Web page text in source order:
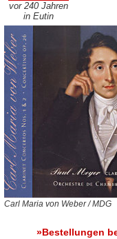
vor 240 Jahren
in Eutin
Carl Maria von Weber / MDG
»Bestellungen